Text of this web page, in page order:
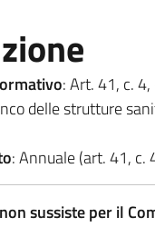
: Art. 41, c.
delle strutture
: Annuale (art. 41,
sussiste per il